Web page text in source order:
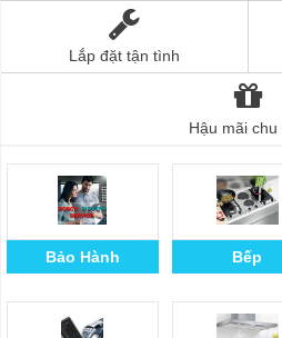
Lắp đặt tận tình
Hậu mãi chu
Bảo Hành Bếp